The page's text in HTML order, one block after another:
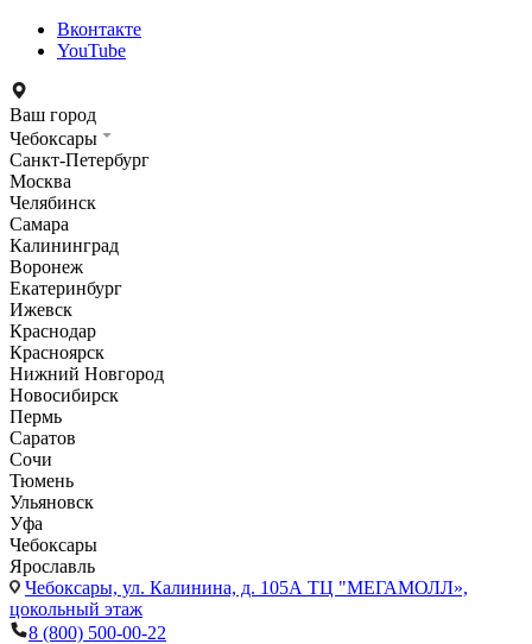
Вконтакте
YouTube
Ваш город
Чебоксары
Санкт-Петербург
Москва
Челябинск
Самара
Калининград
Воронеж
Екатеринбург
Ижевск
Краснодар
Красноярск
Нижний Новгород
Новосибирск
Пермь
Саратов
Сочи
Тюмень
Ульяновск
Уфа
Чебоксары
Ярославль
Чебоксары, ул. Калинина, д. 105А ТЦ "МЕГАМОЛЛ»,
цокольный этаж
8 (800) 500-00-22